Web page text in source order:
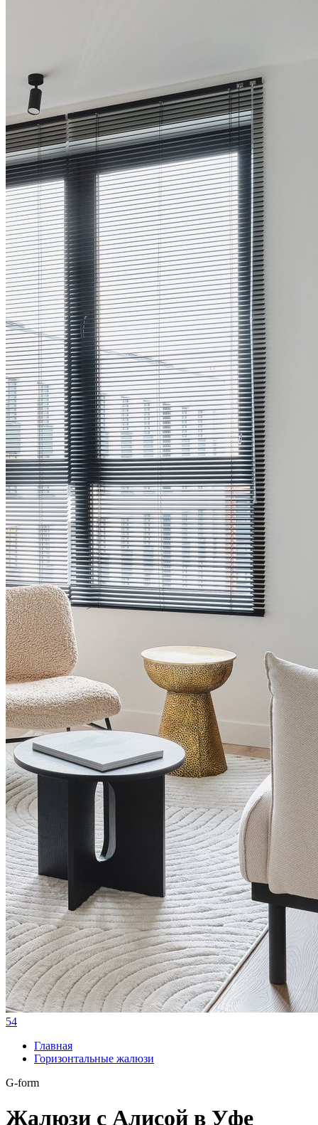
54
Главная
Горизонтальные жалюзи
G-form
Жалюзи с Алисой в Уфе